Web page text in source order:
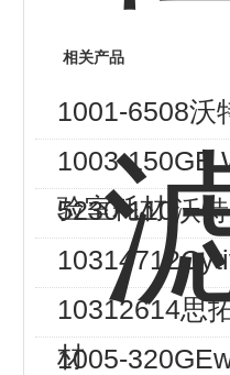
相关产品
1001-6508沃
1003-150GE
验室耗材
5230-110沃
10312614思
材
1005-